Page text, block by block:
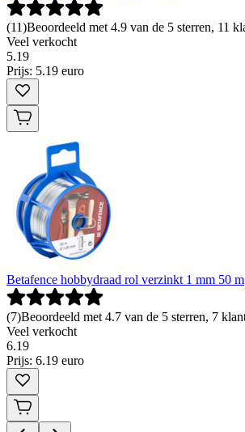
(11)Beoordeeld met 4.9 van de 5 sterren, 11
Veel verkocht
5.19
Prijs: 5.19 euro
Betafence hobbydraad rol verzinkt 1 mm 50 m
(7)Beoordeeld met 4.7 van de 5 sterren, 7
Veel verkocht
6.19
Prijs: 6.19 euro